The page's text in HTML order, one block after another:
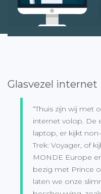
Glasvezel
“Thuis zijn wij met
internet volop. De
laptop, er kijkt
Trek: Voyager, of
MONDE Europe
bezig met Prince
laten we onze